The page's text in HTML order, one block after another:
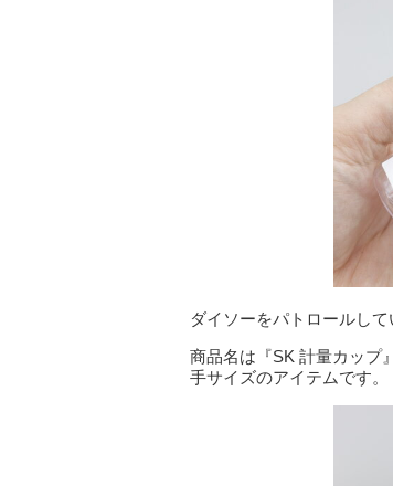
ダイソーをパトロールし
商品名は『SK 計量カップ
手サイズのアイテムです。